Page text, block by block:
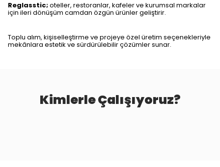
Reglasstic;oteller, restoranlar, kafeler ve kurumsal markalar
için ileri dönüşüm camdan özgün ürünler geliştirir.
Toplu alım, kişiselleştirme ve projeye özel üretim seçenekleriyle
mekânlara estetik ve sürdürülebilir çözümler sunar.
Kimlerle Çalışıyoruz?